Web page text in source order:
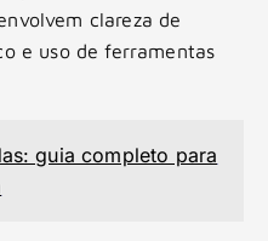
clareza de
e uso de ferramentas
guia completo para